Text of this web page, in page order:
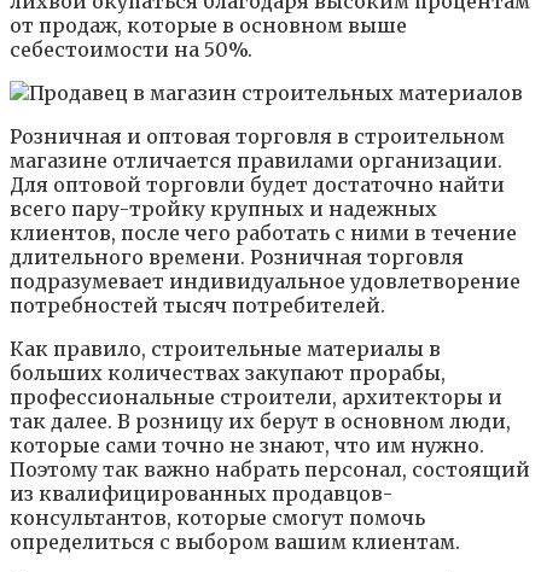
от продаж, которые в основном выше
себестоимости на 50%.
Розничная и оптовая торговля в строительном
магазине отличается правилами организации.
Для оптовой торговли будет достаточно найти
всего пару-тройку крупных и надежных
клиентов, после чего работать с ними в течение
длительного времени. Розничная торговля
подразумевает индивидуальное удовлетворение
потребностей тысяч потребителей.
Как правило, строительные материалы в
больших количествах закупают прорабы,
профессиональные строители, архитекторы и
так далее. В розницу их берут в основном люди,
которые сами точно не знают, что им нужно.
Поэтому так важно набрать персонал, состоящий
из квалифицированных продавцов-
консультантов, которые смогут помочь
определиться с выбором вашим клиентам.